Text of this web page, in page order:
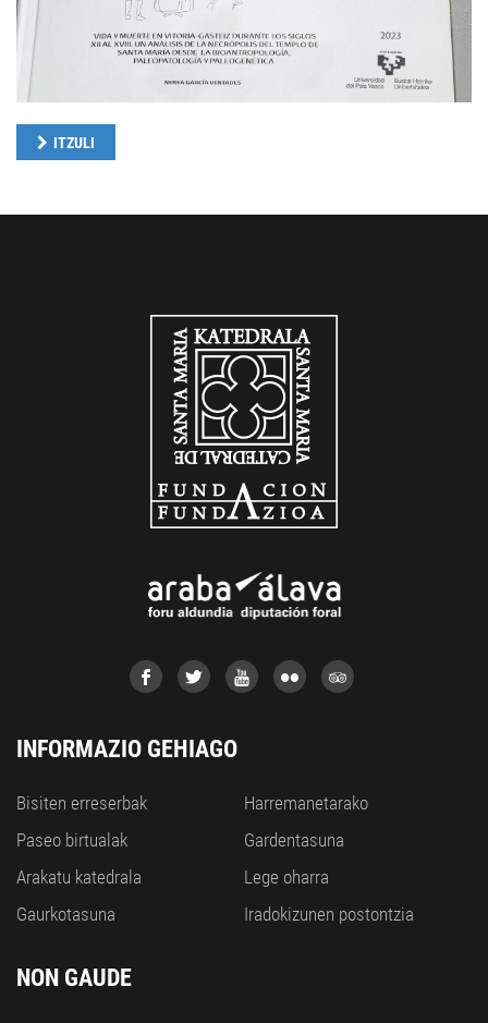
ITZULI
INFORMAZIO GEHIAGO
Bisiten erreserbak
Paseo birtualak
Arakatu katedrala
Gaurkotasuna
Harremanetarako
Gardentasuna
Lege oharra
Iradokizunen postontzia
NON GAUDE